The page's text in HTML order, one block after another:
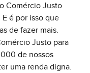
Comércio Justo
é por isso que
de fazer mais.
Justo para
de nossos
uma renda digna.